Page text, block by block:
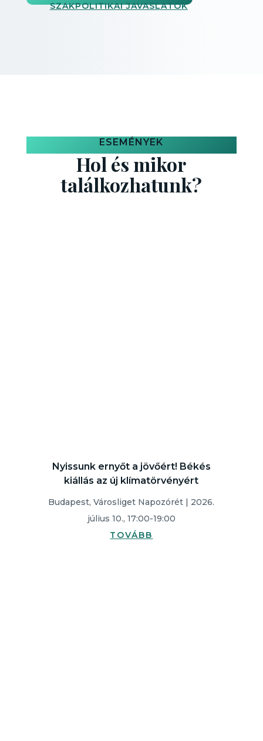
SZAKPOLITIKAI JAVASLATOK
ESEMÉNYEK
Hol és mikor
találkozhatunk?
Nyissunk ernyőt a jövőért! Békés
kiállás az új klímatörvényért
Budapest, Városliget Napozórét | 2026.
július 10., 17:00-19:00
TOVÁBB